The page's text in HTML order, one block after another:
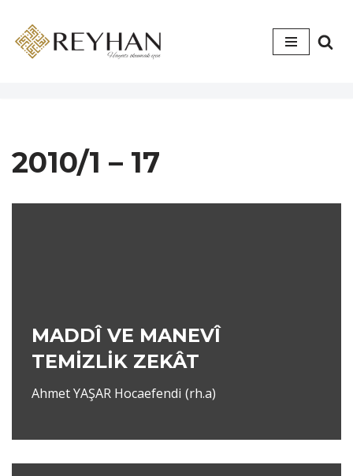
İçeriğe
2010/1 – 17
MADDÎ VE MANEVÎ
TEMİZLİK ZEKÂT
Ahmet YAŞAR Hocaefendi (rh.a)